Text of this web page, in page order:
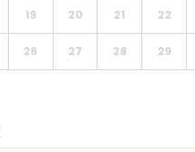
19 20 21 22
26 27 28 29